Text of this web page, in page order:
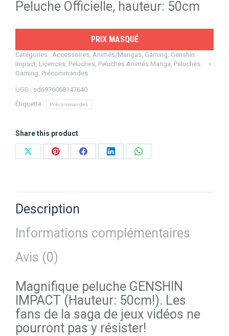
Peluche Officielle, hauteur: 50cm
PRIX MASQUÉ
Catégories : Accessoires, Animés/Mangas, Gaming, Genshin
Impact, Licences, Peluches, Peluches Animés Manga, Peluches
Gaming, Précommandes
UGS : sd6976068147640
Étiquette :
Précommandes
Share this product
PartagerPartagerPartagerPartagerPartager
Description
Informations complémentaires
Avis (0)
Magnifique peluche GENSHIN
IMPACT (Hauteur: 50cm!). Les
fans de la saga de jeux vidéos ne
pourront pas y résister!